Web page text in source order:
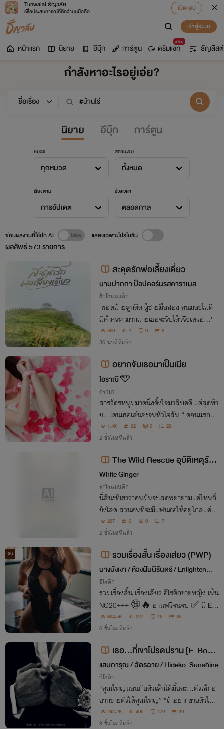
Tunwalai ธัญวลัย
เพื่อประสบการณ์ที่ดีกว่าบนมือถือ
เปิดแอป
เข้าสู่ระบบ
หน้าแรก นิยาย อีบุ๊ก การ์ตูน
มาใหม่
ดรีมแชท ธัญลิสต์
กำลังหาอะไรอยู่เอ่ย?
นิยาย อีบุ๊ก การ์ตูน
หมวด
ทุกหมวด
สถานะจบ
ทั้งหมด
เรียงตาม
การอัปเดต
ช่วงเวลา
ตลอดกาล
ผลลัพธ์573รายการ
ซ่อนผลงานที่ใช้ปก AI แสดงเฉพาะโปรโมชัน
สะดุดรักพ่อเลี้ยงเดี่ยว
นามปากกา ป็อปคอร์นรสคาราเมล
รักโรแมนติก
'พ่อหม้ายลูกติด ผู้ชายมือสอง คนมองไม่ดี
มีคำครหามากมายเธอจะรับได้จริงเหรอ...'
390 1 0 6
36 นาทีที่แล้ว
อยากจับเธอมาเป็นเมีย
ไอราณี 🩵
ดราม่า
สารวัตรหนุ่มมาดนิ่งตั้งใจมาสืบคดี แต่สุดท้า
ย…โดนเธอเล่นซะจนหัวใจสั่น “ ตอนแรกตั้ง
ใจมาสืบคดี แต่ตอนนี้อยากจับเธอมาเป็นเมีย
มากกว่า ”
1.4K 22 0 29
2 ชั่วโมงที่แล้ว
The Wild Rescue อุบัติเหตุรักเ
จ้านายสาวตัวร้ายกับนายมาดนิ่ง
White Ginger
รักโรแมนติก
นี่สินะที่เขาว่าคนมันจะโสดพยายามแค่ไหนก็
ยังโสด ส่วนคนที่จะมีแฟนต่อให้อยู่ไกลแค่ไห
นก็ได้เจอกัน!! เมื่อแฟนที่รักนอกใจ ส่วนแฟ
นใหม่ดันเก็บมาจากในป่า!! มาช่วยกันเป็นกำ
ลังใจให้ความรักครั้งใหม่ไปด้วยกันนะคะ
237 0 0 7
2 ชั่วโมงที่แล้ว
จบ รวมเรื่องสั้น เรื่องเสียว (PWP)
นางบังเงา / ห้วงฝันนิรันดร์ / Enlightenme
nt
อีโรติก
รวมเรื่องสั้น เรื่องเสียว อีโรติกชายหญิง เน้น
NC20+++ 🔞🔥 อ่านฟรีจนจบ ✅ มี E-b
ook ทุกเรื่อง
694.5K 327 15 35
6 ชั่วโมงที่แล้ว
เธอ...ที่เขาโปรดปราน [E-Book
พร้อมโหลด]
แสนการุณ / ฉัตรฉาย / Hideko_Sunshine
อีโรติก
"คุณใหญ่นอนกับตัวเล็กได้มั้ยคะ...ตัวเล็กอ
ยากขายตัวให้คุณใหญ่” "ถ้าอยากขายตัวให้อ
า...ก็มาขึ้นเตียง"
241.2K 495 179 39
9 ชั่วโมงที่แล้ว